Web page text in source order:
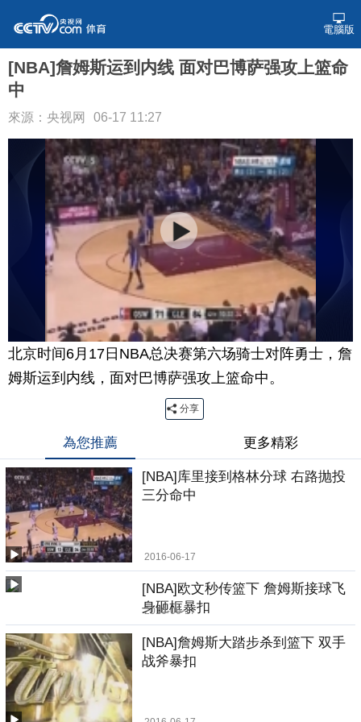
電腦版
[NBA]詹姆斯运到内线 面对巴博萨强攻上篮命
中
來源：央视网 06-17 11:27
北京时间6月17日NBA总决赛第六场骑士对阵勇士，詹
姆斯运到内线，面对巴博萨强攻上篮命中。
分享
為您推薦 更多精彩
[NBA]库里接到格林分球 右路抛投
三分命中
2016-06-17
[NBA]欧文秒传篮下 詹姆斯接球飞
身砸框暴扣
2016-06-17
[NBA]詹姆斯大踏步杀到篮下 双手
战斧暴扣